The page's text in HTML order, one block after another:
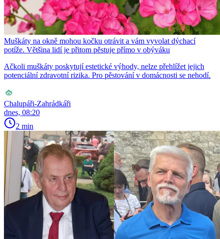
Muškáty na okně mohou kočku otrávit a vám vyvolat dýchací
potíže. Většina lidí je přitom pěstuje přímo v obýváku
Ačkoli muškáty poskytují estetické výhody, nelze přehlížet jejich
potenciální zdravotní rizika. Pro pěstování v domácnosti se nehodí.
Chalupáři-Zahrádkáři
dnes, 08:20
2 min